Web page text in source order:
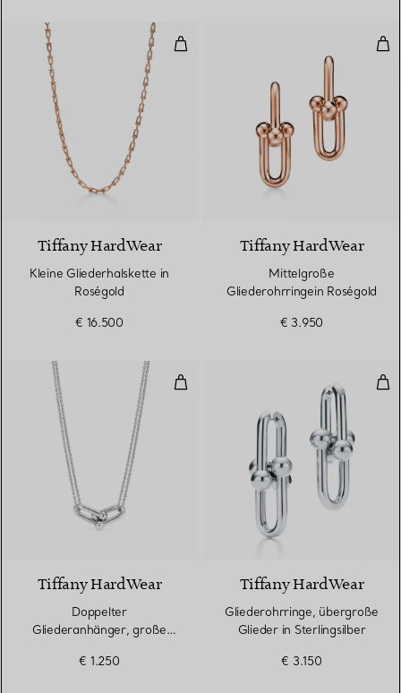
Kleine Gliederhalskette in
Tiffany HardWear
Kleine Gliederhalskette in
Roségold
€ 16.500
Tiffany HardWear
Mittelgroße
Gliederohrringein Roségold
€ 3.950
Doppelter Gliederanhänger,
Tiffany HardWear
Doppelter
Gliederanhänger, große
€ 1.250
Tiffany HardWear
Gliederohrringe, übergroße
Glieder in Sterlingsilber
€ 3.150